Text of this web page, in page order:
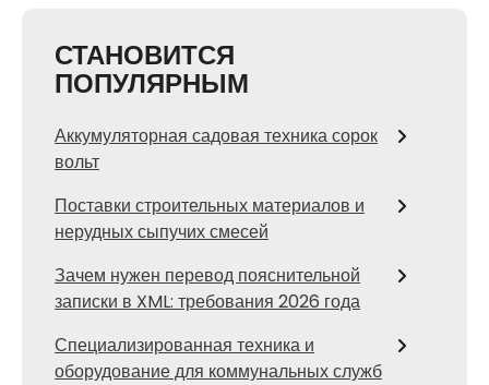
СТАНОВИТСЯ
ПОПУЛЯРНЫМ
Аккумуляторная садовая техника сорок
вольт
Поставки строительных материалов и
нерудных сыпучих смесей
Зачем нужен перевод пояснительной
записки в XML: требования 2026 года
Специализированная техника и
оборудование для коммунальных служб